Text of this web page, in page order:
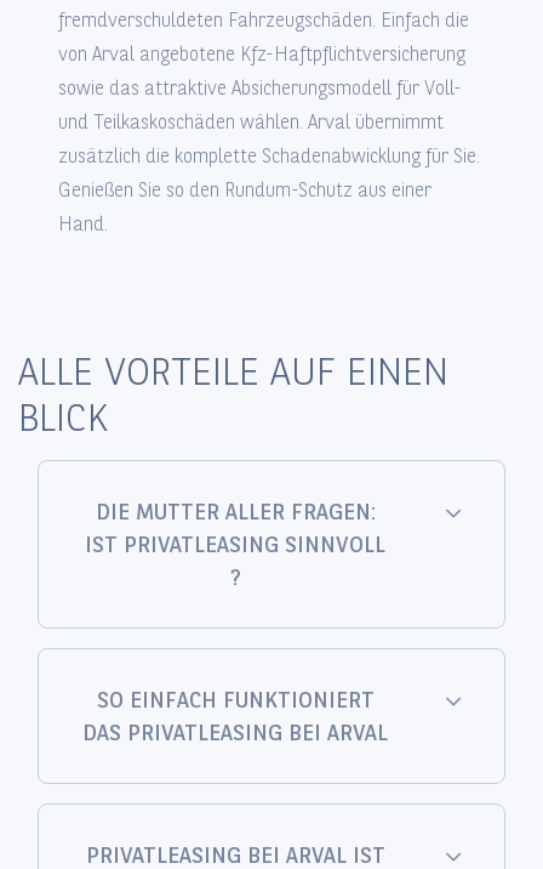
fremdverschuldeten Fahrzeugschäden. Einfach die
von Arval angebotene Kfz-Haftpflichtversicherung
sowie das attraktive Absicherungsmodell für Voll-
und Teilkaskoschäden wählen. Arval übernimmt
zusätzlich die komplette Schadenabwicklung für Sie.
Genießen Sie so den Rundum-Schutz aus einer
Hand.
ALLE VORTEILE AUF EINEN
BLICK
DIE MUTTER ALLER FRAGEN:
IST PRIVATLEASING SINNVOLL
?
SO EINFACH FUNKTIONIERT
DAS PRIVATLEASING BEI ARVAL
PRIVATLEASING BEI ARVAL IST